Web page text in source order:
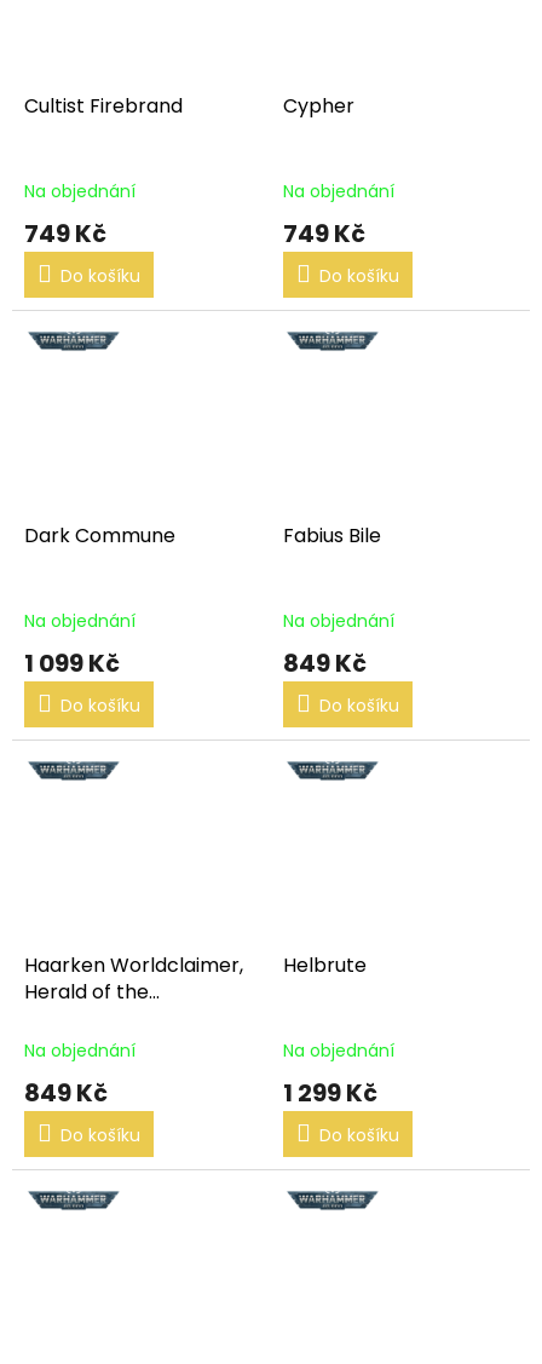
Cultist Firebrand
Na objednání
749 Kč
Do košíku
Cypher
Na objednání
749 Kč
Do košíku
Dark Commune
Na objednání
1 099 Kč
Do košíku
Fabius Bile
Na objednání
849 Kč
Do košíku
Haarken Worldclaimer,
Herald of the
Na objednání
849 Kč
Do košíku
Helbrute
Na objednání
1 299 Kč
Do košíku